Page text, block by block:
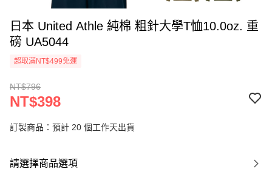
日本 United Athle 純棉 粗針大學T恤10.0oz. 重
磅 UA5044
超取滿NT$499免運
NT$796
NT$398
訂製商品：預計 20 個工作天出貨
請選擇商品選項